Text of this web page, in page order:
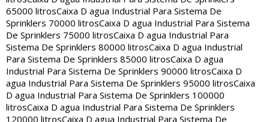
65000 litrosCaixa D agua Industrial Para Sistema De
Sprinklers 70000 litrosCaixa D agua Industrial Para Sistema
De Sprinklers 75000 litrosCaixa D agua Industrial Para
Sistema De Sprinklers 80000 litrosCaixa D agua Industrial
Para Sistema De Sprinklers 85000 litrosCaixa D agua
Industrial Para Sistema De Sprinklers 90000 litrosCaixa D
agua Industrial Para Sistema De Sprinklers 95000 litrosCaixa
D agua Industrial Para Sistema De Sprinklers 100000
litrosCaixa D agua Industrial Para Sistema De Sprinklers
120000 litrosCaixa D agua Industrial Para Sistema De